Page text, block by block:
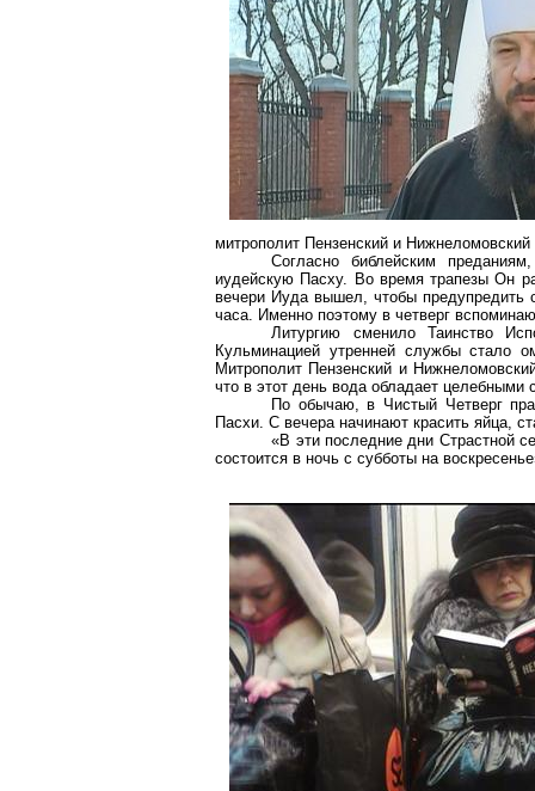
митрополит Пензенский и
Согласно библейским
иудейскую Пасху. Во время трапезы Он
вечери Иуда вышел, чтобы предупредить
часа. Именно поэтому в четверг
Литургию сменило Таинство
Кульминацией утренней службы стало
Митрополит Пензенский и
что в этот день вода обладает целебными
По обычаю, в Чистый Четверг
Пасхи. С вечера начинают красить яйца,
«В эти последние дни Страстной
состоится в ночь с субботы на